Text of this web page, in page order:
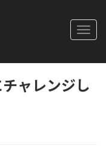
ャレンジし